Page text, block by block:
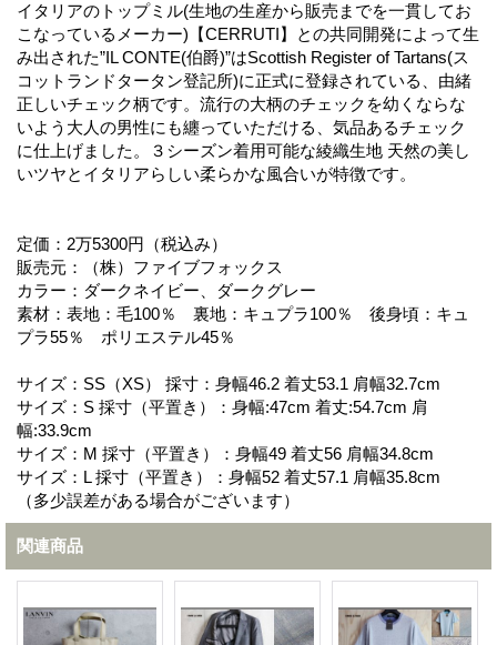
イタリアのトップミル(生地の生産から販売までを一貫してお
こなっているメーカー)【CERRUTI】との共同開発によって生
み出された”IL CONTE(伯爵)”はScottish Register of Tartans(ス
コットランドタータン登記所)に正式に登録されている、由緒
正しいチェック柄です。流行の大柄のチェックを幼くならな
いよう大人の男性にも纏っていただける、気品あるチェック
に仕上げました。３シーズン着用可能な綾織生地 天然の美し
いツヤとイタリアらしい柔らかな風合いが特徴です。
定価：2万5300円（税込み）
販売元：（株）ファイブフォックス
カラー：ダークネイビー、ダークグレー
素材：表地：毛100％ 裏地：キュプラ100％ 後身頃：キュ
プラ55％ ポリエステル45％
サイズ：SS（XS） 採寸：身幅46.2 着丈53.1 肩幅32.7cm
サイズ：S 採寸（平置き）：身幅:47cm 着丈:54.7cm 肩
幅:33.9cm
サイズ：M 採寸（平置き）：身幅49 着丈56 肩幅34.8cm
サイズ：L 採寸（平置き）：身幅52 着丈57.1 肩幅35.8cm
（多少誤差がある場合がございます）
関連商品